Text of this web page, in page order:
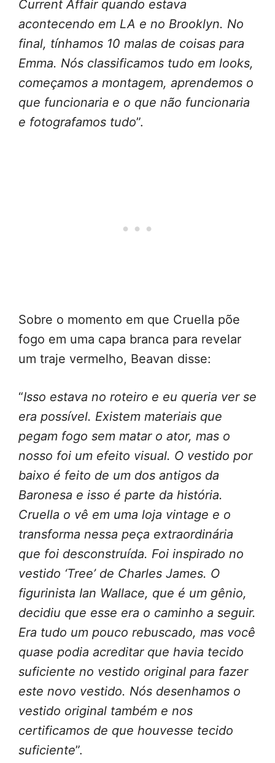
Current Affair quando estava
acontecendo em LA e no Brooklyn. No
final, tínhamos 10 malas de coisas para
Emma. Nós classificamos tudo em looks,
começamos a montagem, aprendemos o
que funcionaria e o que não funcionaria
e fotografamos tudo”.
Sobre o momento em que Cruella põe
fogo em uma capa branca para revelar
um traje vermelho, Beavan disse:
“Isso estava no roteiro e eu queria ver se
era possível. Existem materiais que
pegam fogo sem matar o ator, mas o
nosso foi um efeito visual. O vestido por
baixo é feito de um dos antigos da
Baronesa e isso é parte da história.
Cruella o vê em uma loja vintage e o
transforma nessa peça extraordinária
que foi desconstruída. Foi inspirado no
vestido ‘Tree’ de Charles James. O
figurinista Ian Wallace, que é um gênio,
decidiu que esse era o caminho a seguir.
Era tudo um pouco rebuscado, mas você
quase podia acreditar que havia tecido
suficiente no vestido original para fazer
este novo vestido. Nós desenhamos o
vestido original também e nos
certificamos de que houvesse tecido
suficiente”.